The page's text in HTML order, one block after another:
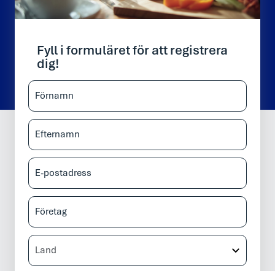
Fyll i formuläret för att registrera
dig!